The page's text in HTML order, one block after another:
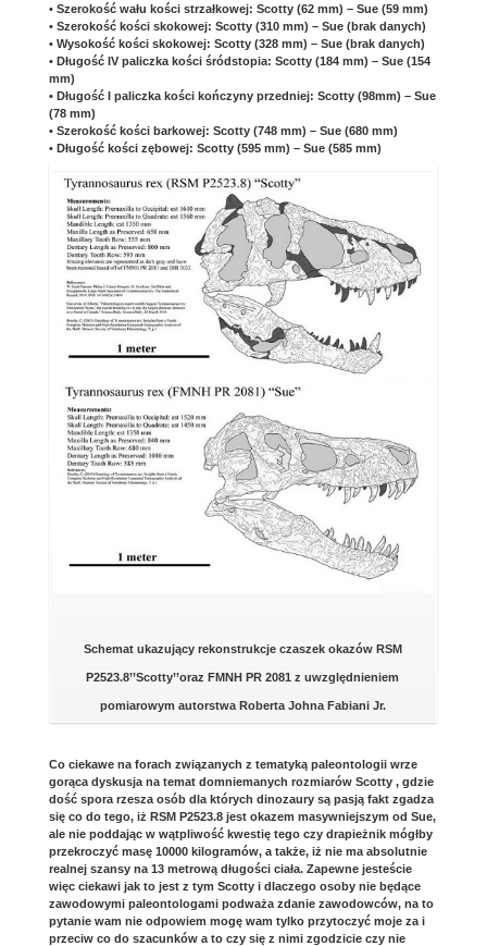
• Szerokość wału kości strzałkowej: Scotty (62 mm) – Sue (59 mm)
• Szerokość kości skokowej: Scotty (310 mm) – Sue (brak danych)
• Wysokość kości skokowej: Scotty (328 mm) – Sue (brak danych)
• Długość IV paliczka kości śródstopia: Scotty (184 mm) – Sue (154
mm)
• Długość I paliczka kości kończyny przedniej: Scotty (98mm) – Sue
(78 mm)
• Szerokość kości barkowej: Scotty (748 mm) – Sue (680 mm)
• Długość kości zębowej: Scotty (595 mm) – Sue (585 mm)
Schemat ukazujący rekonstrukcje czaszek okazów RSM
P2523.8’’Scotty’’oraz FMNH PR 2081 z uwzględnieniem
pomiarowym autorstwa Roberta Johna Fabiani Jr.
Co ciekawe na forach związanych z tematyką paleontologii wrze
gorąca dyskusja na temat domniemanych rozmiarów Scotty , gdzie
dość spora rzesza osób dla których dinozaury są pasją fakt zgadza
się co do tego, iż RSM P2523.8 jest okazem masywniejszym od Sue,
ale nie poddając w wątpliwość kwestię tego czy drapieżnik mógłby
przekroczyć masę 10000 kilogramów, a także, iż nie ma absolutnie
realnej szansy na 13 metrową długości ciała. Zapewne jesteście
więc ciekawi jak to jest z tym Scotty i dlaczego osoby nie będące
zawodowymi paleontologami podważa zdanie zawodowców, na to
pytanie wam nie odpowiem mogę wam tylko przytoczyć moje za i
przeciw co do szacunków a to czy się z nimi zgodzicie czy nie